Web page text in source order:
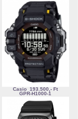
Casio 193.500,- Ft
GPR-H1000-1